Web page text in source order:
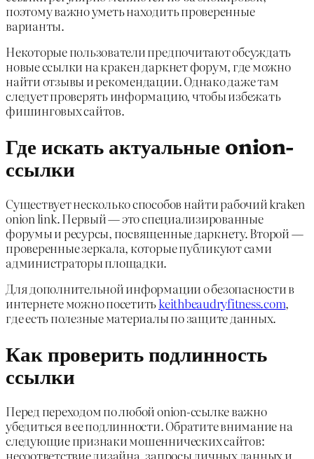
поэтому важно уметь находить проверенные
варианты.
Некоторые пользователи предпочитают обсуждать
новые ссылки на кракен даркнет форум, где можно
найти отзывы и рекомендации. Однако даже там
следует проверять информацию, чтобы избежать
фишинговых сайтов.
Где искать актуальные onion-
ссылки
Существует несколько способов найти рабочий kraken
onion link. Первый — это специализированные
форумы и ресурсы, посвященные даркнету. Второй —
проверенные зеркала, которые публикуют сами
администраторы площадки.
Для дополнительной информации о безопасности в
интернете можно посетитьkeithbeaudryfitness.com,
где есть полезные материалы по защите данных.
Как проверить подлинность
ссылки
Перед переходом по любой onion-ссылке важно
убедиться в ее подлинности. Обратите внимание на
следующие признаки мошеннических сайтов:
несоответствие дизайна, запросы личных данных и